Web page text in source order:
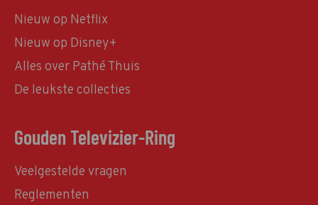
Nieuw op Netflix
Nieuw op Disney+
Alles over Pathé Thuis
De leukste collecties
Gouden Televizier-Ring
Veelgestelde vragen
Reglementen